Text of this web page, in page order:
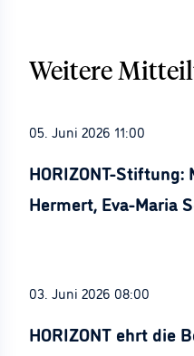
Weitere
05. Juni 2026 11:00
HORIZONT-
Hermert, Eva-Maria
03. Juni 2026 08:00
HORIZONT ehrt die